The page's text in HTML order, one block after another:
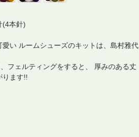
(4本針)
い ルームシューズのキットは、島村雅代
フェルティングをすると、 厚みのある丈
ります!!